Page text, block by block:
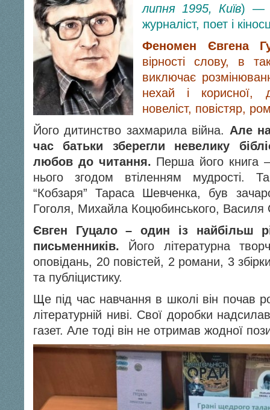
липня 1995, Київ) —
журналіст, поет і
Феномен Євгена
вірності слову, в
виключає
нехай і корисної,
новеліст, повістяр,
Його дитинство захмарила війна. Але
час батьки зберегли невелику
любов до читання. Перша його книга
нього згодом втіленням мудрості.
“Кобзаря” Тараса Шевченка, був
Гоголя, Михайла Коцюбинського, Василя
Євген Гуцало – один із найбільш
письменників. Його літературна
оповідань, 20 повістей, 2 романи, 3
та публіцистику.
Ще під час навчання в школі він почав
літературній ниві. Свої доробки
газет. Але тоді він не отримав жодної